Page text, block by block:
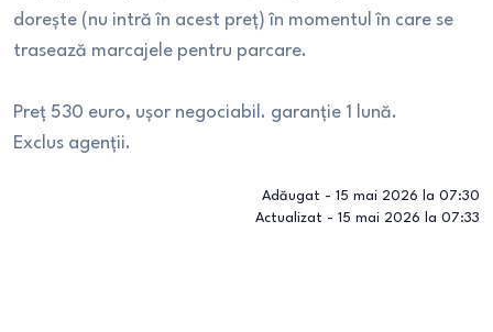
dorește (nu intră în acest preț) în momentul în care se
trasează marcajele pentru parcare.
Preț 530 euro, ușor negociabil. garanție 1 lună.
Exclus agenții.
Adăugat - 15 mai 2026 la 07:30
Actualizat - 15 mai 2026 la 07:33